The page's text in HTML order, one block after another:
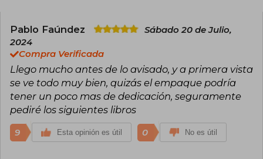
Locus Awards, el Bram Stoker, el World Fantasy
Pablo Faúndez
Sábado 20 de Julio,
2024
Compra Verificada
Llego mucho antes de lo avisado, y a primera vista
se ve todo muy bien, quizás el empaque podría
tener un poco mas de dedicación, seguramente
pediré los siguientes libros
9 Esta opinión es útil 0 No es útil